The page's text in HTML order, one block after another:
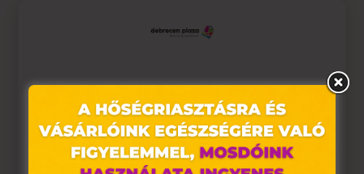
TERET ADUNK a sulik sztárjainak Kutyafuttában
étkezel? 5 étel, ami segít, hogy a szervezeted tolerálja
hirtelen felgyorsul az élet. A gyerekek még csak-csak
rendszeresen esznek, hiszen a tanintézményekben a
menzán...
Weboldalunkon „cookie"-kat (továbbiakban „süti")
alkalmazunk. Ezek olyan fájlok, melyek információt
tárolnak webes böngészőjében. Ehhez az Ön